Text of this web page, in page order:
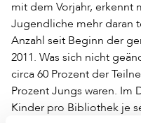
mit dem Vorjahr, erkennt
Jugendliche mehr daran
Anzahl seit Beginn der
2011. Was sich nicht
circa 60 Prozent der
Prozent Jungs waren. Im
Kinder pro Bibliothek je